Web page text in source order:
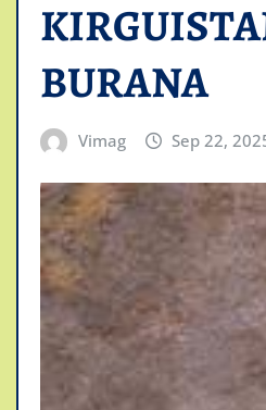
BURANA
Vimag Sep 22,